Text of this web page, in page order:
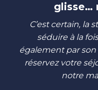
glisse…
C’est certain, la
séduire à la
également par son
réservez votre
notre